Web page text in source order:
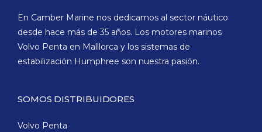
En Camber Marine nos dedicamos al sector náutico
desde hace más de 35 años. Los motores marinos
Volvo Penta en Malllorca y los sistemas de
estabilización Humphree son nuestra pasión.
SOMOS DISTRIBUIDORES
Volvo Penta